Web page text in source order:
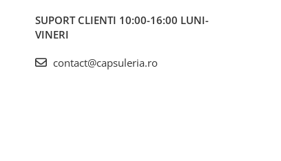
SUPORT CLIENTI 10:00-16:00 LUNI-
VINERI
contact@capsuleria.ro